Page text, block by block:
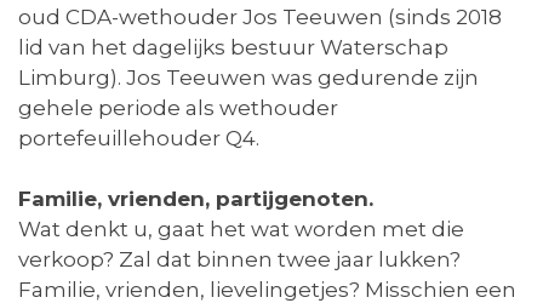
oud CDA-wethouder Jos Teeuwen (sinds 2018
lid van het dagelijks bestuur Waterschap
Limburg). Jos Teeuwen was gedurende zijn
gehele periode als wethouder
portefeuillehouder Q4.
Familie, vrienden, partijgenoten.
Wat denkt u, gaat het wat worden met die
verkoop? Zal dat binnen twee jaar lukken?
Familie, vrienden, lievelingetjes? Misschien een